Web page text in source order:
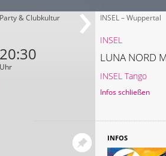
Party & Clubkultur
20:30
Uhr
INSEL – Wuppertal
INSEL
LUNA NORD
INSEL Tango
Infos schließen
INFOS